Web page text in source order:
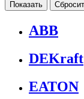
ABB
DEKraft
EATON